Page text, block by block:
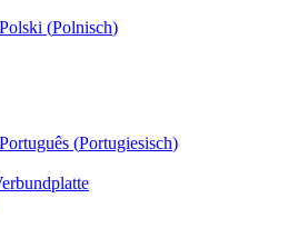
Polski (Polnisch)
Português (Portugiesisch)